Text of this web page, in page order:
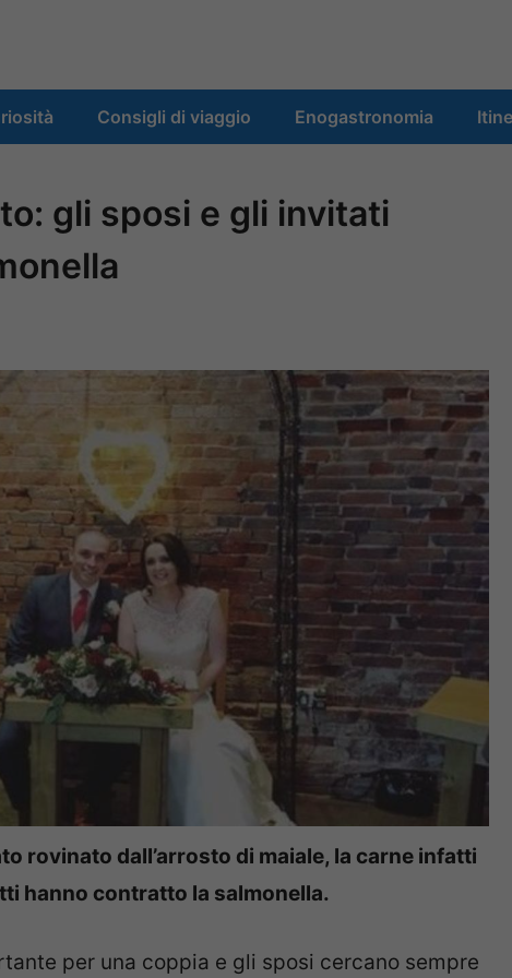
Consigli di viaggio Enogastronomia
gli sposi e gli invitati
rovinato dall’arrosto di maiale, la carne infatti
hanno contratto la salmonella.
per una coppia e gli sposi cercano sempre